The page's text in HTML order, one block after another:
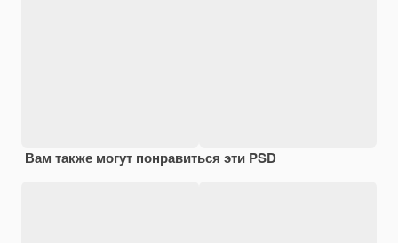
Вам также могут понравиться эти PSD